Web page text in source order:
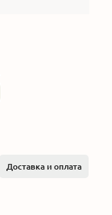
Доставка и оплата